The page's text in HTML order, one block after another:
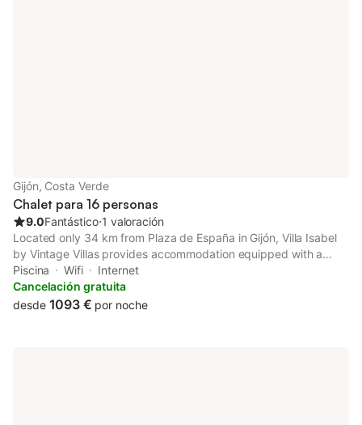
Gijón, Costa Verde
Chalet para 16 personas
9.0Fantástico⋅1 valoración
Located only 34 km from Plaza de España in Gijón, Villa Isabel
by Vintage Villas provides accommodation equipped with a
balcony, garden and seasonal outdoor pool. This property
offers access to a terrace, free private parking and free WiFi.
Piscina Wifi
Internet
Cancelación gratuita
desde 1093 € por noche